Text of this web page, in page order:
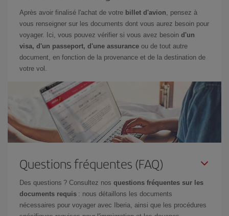
Après avoir finalisé l'achat de votre billet d'avion, pensez à
vous renseigner sur les documents dont vous aurez besoin pour
voyager. Ici, vous pouvez vérifier si vous avez besoin d'un
visa, d'un passeport, d'une assurance ou de tout autre
document, en fonction de la provenance et de la destination de
votre vol.
Questions fréquentes (FAQ)
Des questions ? Consultez nos questions fréquentes sur les
documents requis : nous détaillons les documents
nécessaires pour voyager avec Iberia, ainsi que les procédures